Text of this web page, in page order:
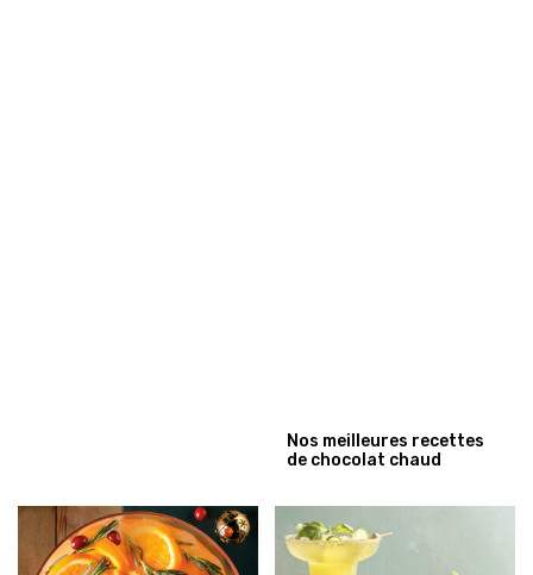
Nos meilleures recettes
de chocolat chaud